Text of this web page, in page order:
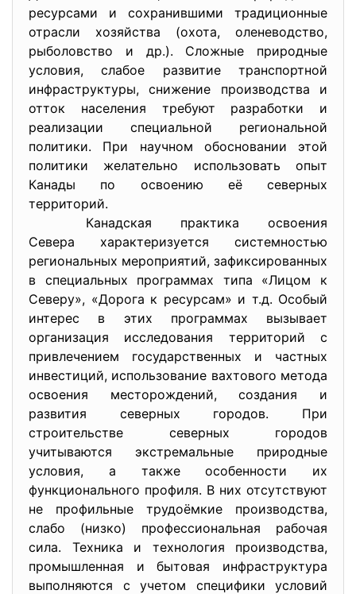
ресурсами и сохранившими традиционные
отрасли хозяйства (охота, оленеводство,
рыболовство и др.). Сложные природные
условия, слабое развитие транспортной
инфраструктуры, снижение производства и
отток населения требуют разработки и
реализации специальной региональной
политики. При научном обосновании этой
политики желательно использовать опыт
Канады по освоению её северных
территорий.
Канадская практика освоения
Севера характеризуется системностью
региональных мероприятий, зафиксированных
в специальных программах типа «Лицом к
Северу», «Дорога к ресурсам» и т.д. Особый
интерес в этих программах вызывает
организация исследования территорий с
привлечением государственных и частных
инвестиций, использование вахтового метода
освоения месторождений, создания и
развития северных городов. При
строительстве северных городов
учитываются экстремальные природные
условия, а также особенности их
функционального профиля. В них отсутствуют
не профильные трудоёмкие производства,
слабо (низко) профессиональная рабочая
сила. Техника и технология производства,
промышленная и бытовая инфраструктура
выполняются с учетом специфики условий